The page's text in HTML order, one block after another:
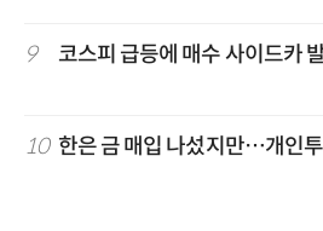
9 코스피 급등에 매수 사이드카
10 한은 금 매입 나섰지만…개인